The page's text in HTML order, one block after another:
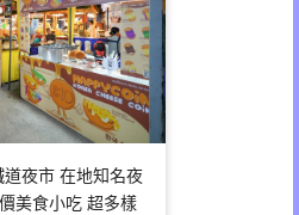
夜市 在地知名夜
美食小吃 超多樣